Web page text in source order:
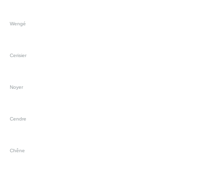
Wengé
Cerisier
Noyer
Cendre
Chêne